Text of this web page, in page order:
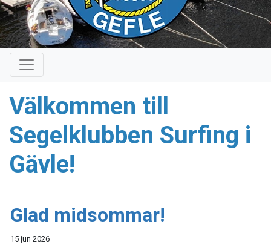
Välkommen till
Segelklubben Surfing i
Gävle!
Glad midsommar!
15 jun 2026